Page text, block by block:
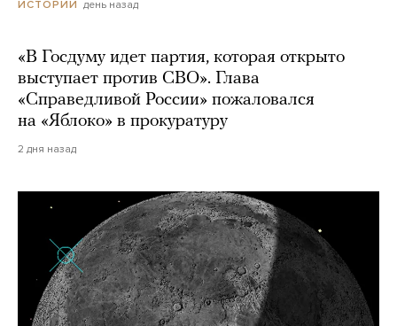
ИСТОРИИ день назад
«В Госдуму идет партия, которая открыто
выступает против СВО». Глава
«Справедливой России» пожаловался
на «Яблоко» в прокуратуру
2 дня назад